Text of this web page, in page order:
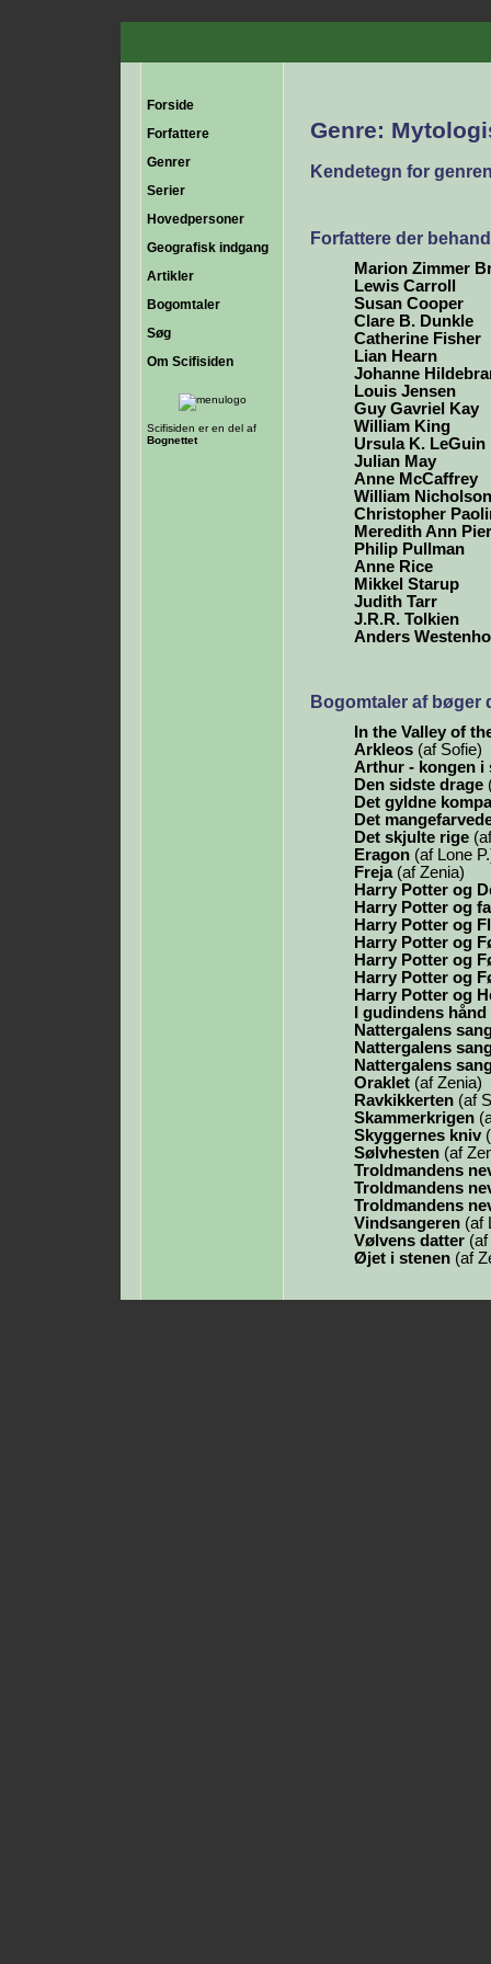
Forside
Forfattere
Genrer
Serier
Hovedpersoner
Geografisk indgang
Artikler
Bogomtaler
Søg
Om Scifisiden
Scifisiden er en del af
Bognettet
Genre:
Kendetegn for
Forfattere der
Marion Zimmer
Lewis Carroll
Susan Cooper
Clare B. Dunkle
Catherine Fisher
Lian Hearn
Johanne
Louis Jensen
Guy Gavriel Kay
William King
Ursula K. LeGuin
Julian May
Anne McCaffrey
William Nicholson
Christopher
Meredith Ann
Philip Pullman
Anne Rice
Mikkel Starup
Judith Tarr
J.R.R. Tolkien
Anders
Bogomtaler af bøger
In the Valley of
Arkleos (af Sofie)
Arthur - kongen i
Den sidste drage
Det gyldne
Det
Det skjulte rige
Eragon (af Lone
Freja(af Zenia)
Harry Potter og
Harry Potter og
Harry Potter og
Harry Potter og
Harry Potter og
Harry Potter og
Harry Potter og
I gudindens hånd
Nattergalens
Nattergalens
Nattergalens
Oraklet (af Zenia)
Ravkikkerten (af
Skammerkrigen
Skyggernes kniv
Sølvhesten (af
Troldmandens
Troldmandens
Troldmandens
Vindsangeren (af
Vølvens datter
Øjet i stenen (af